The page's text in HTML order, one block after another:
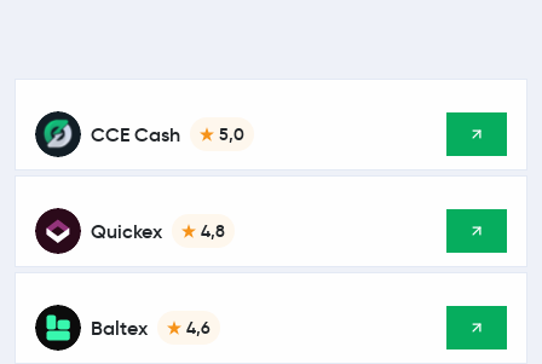
CCE Cash 5,0
Quickex 4,8
Baltex 4,6